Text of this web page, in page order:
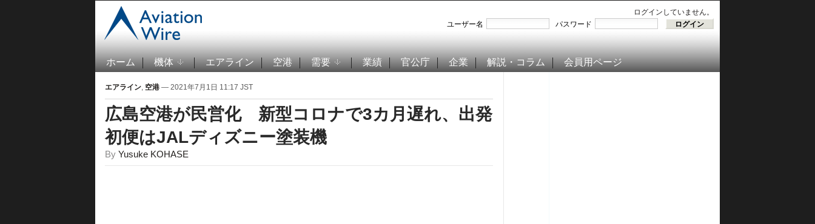
ログインしていません。
ユーザー名
パスワード
ホーム 機体 エアライン 空港 需要 業績 官公庁 企業 解説・コラム 会員用ページ
エアライン, 空港 — 2021年7月1日 11:17 JST
広島空港が民営化 新型コロナで3カ月遅れ、出発
初便はJALディズニー塗装機
By Yusuke KOHASE